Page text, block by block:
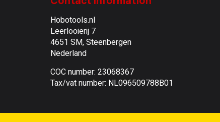
Hobotools.nl
Leerlooierij 7
4651 SM, Steenbergen
Nederland
COC number: 23068367
Tax/vat number: NL096509788B01